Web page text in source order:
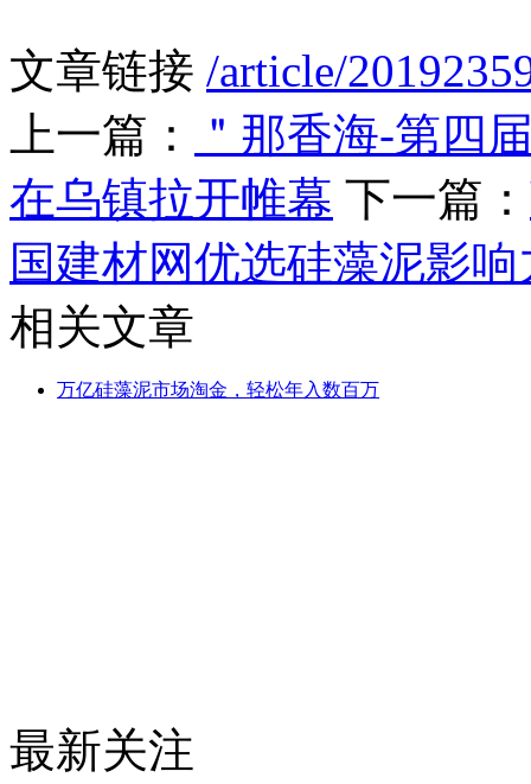
文章链接 /article/
上一篇：
＂那香海-第四
在乌镇拉开帷幕 下一篇：
国建材网优选硅藻泥影
相关文章
万亿硅藻泥市场淘金，轻松年入数百万
最新关注